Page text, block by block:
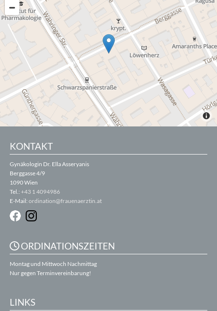
KONTAKT
Gynäkologin Dr. Ella Asseryanis
Berggasse 4/9
1090 Wien
Tel.: +43 1 4094986
E-Mail: ordination@frauenaerztin.at
ORDINATIONSZEITEN
Montag und Mittwoch Nachmittag
Nur gegen Terminvereinbarung!
LINKS